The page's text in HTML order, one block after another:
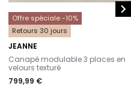
Offre spéciale -10%
Retours 30 jours
JEANNE
-
Canapé modulable 3 places en
velours texturé
799,99 €
